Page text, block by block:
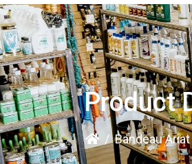
Product
/ Bandeau